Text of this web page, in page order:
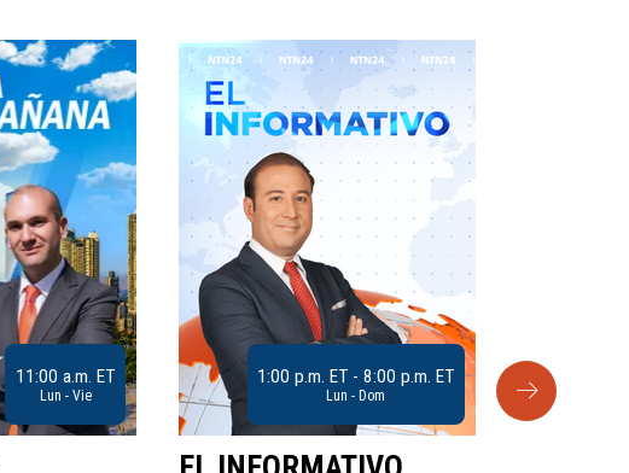
11:00 a.m. ET
Lun - Vie
1:00 p.m. ET - 8:00 p.m. ET
Lun - Dom